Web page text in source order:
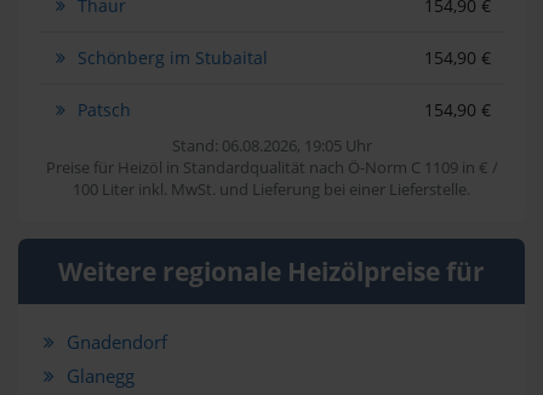
Thaur 154,90 €
Schönberg im Stubaital 154,90 €
Patsch 154,90 €
Stand: 06.08.2026, 19:05 Uhr
Preise für Heizöl in Standardqualität nach Ö-Norm C 1109 in € /
100 Liter inkl. MwSt. und Lieferung bei einer Lieferstelle.
Weitere regionale Heizölpreise für
Gnadendorf
Glanegg